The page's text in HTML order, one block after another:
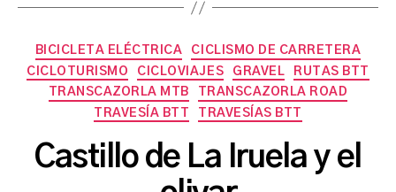
Categories
BICICLETA ELÉCTRICA
CICLISMO DE CARRETERA
CICLOTURISMO
CICLOVIAJES GRAVEL
RUTAS BTT
TRANSCAZORLA MTB
TRANSCAZORLA ROAD
TRAVESÍA BTT
TRAVESÍAS BTT
Castillo de La Iruela y el
B